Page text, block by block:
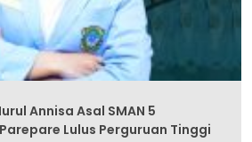
Annisa Asal SMAN 5
Lulus Perguruan Tinggi